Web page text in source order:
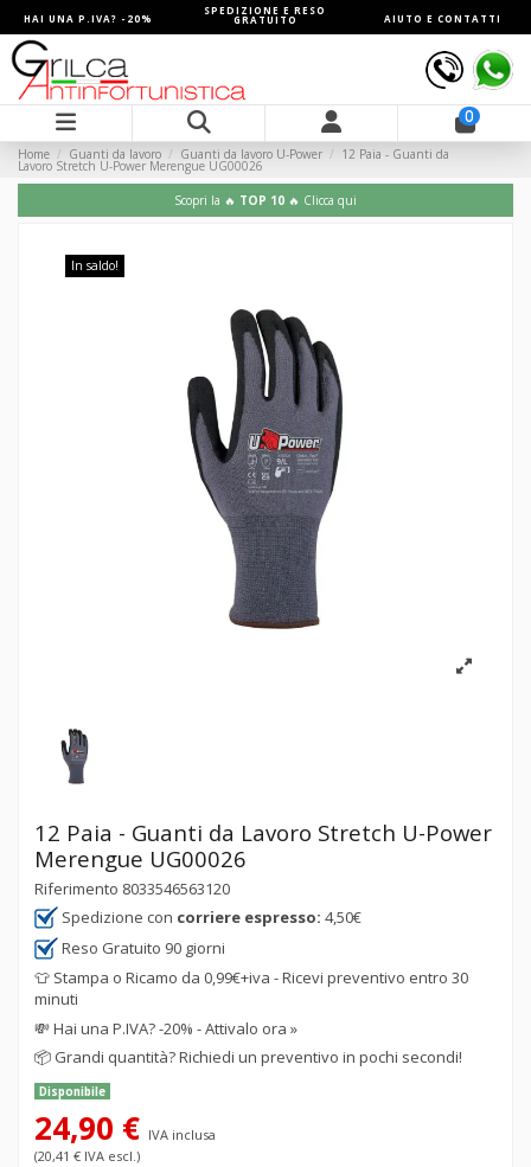
HAI UNA P.IVA? -20%
SPEDIZIONE E RESO
GRATUITO AIUTO E CONTATTI
0
Home Guanti da lavoro Guanti da lavoro U-Power 12 Paia - Guanti da
Lavoro Stretch U-Power Merengue UG00026
Scopri la 🔥 TOP 10 🔥 Clicca qui
In saldo!
12 Paia - Guanti da Lavoro Stretch U-Power
Merengue UG00026
Riferimento 8033546563120
Spedizione con corriere espresso: 4,50€
Reso Gratuito 90 giorni
👕 Stampa o Ricamo da 0,99€+iva - Ricevi preventivo entro 30
minuti
💸Hai una P.IVA? -20% - Attivalo ora »
📦 Grandi quantità? Richiedi un preventivo in pochi secondi!
Disponibile
24,90 € IVA inclusa
(20,41 € IVA escl.)